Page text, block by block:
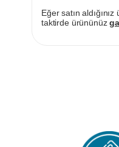
Eğer satın
taktirde ürününüz